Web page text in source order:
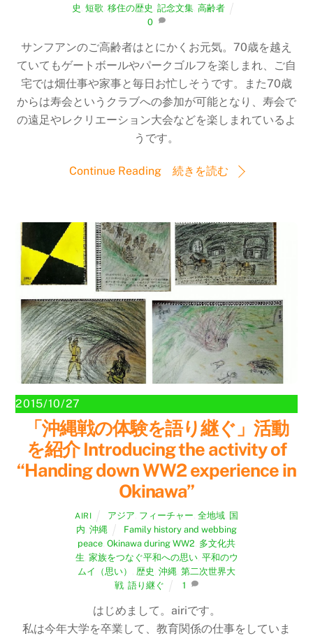
史 ,短歌 ,移住の歴史 ,記念文集 ,高齢者
0
サンフアンのご高齢者はとにかくお元気。70歳を越え
ていてもゲートボールやパークゴルフを楽しまれ、ご自
宅では畑仕事や家事と毎日お忙しそうです。また70歳
からは寿会というクラブへの参加が可能となり、寿会で
の遠足やレクリエーション大会などを楽しまれているよ
うです。
Continue Reading 続きを読む
2015/10/27
「沖縄戦の体験を語り継ぐ」活動
を紹介 Introducing the activity of
“Handing down WW2 experience in
Okinawa”
AIRI アジア フィーチャー 全地域, 国
内 ,沖縄
Family history and webbing
peace Okinawa during WW2 多文化共
生 家族をつなぐ平和への思い, 平和のウ
ムイ（思い）
歴史 沖縄 第二次世界大
戦 ,語り継ぐ 1
はじめまして。airiです。
私は今年大学を卒業して、教育関係の仕事をしていま